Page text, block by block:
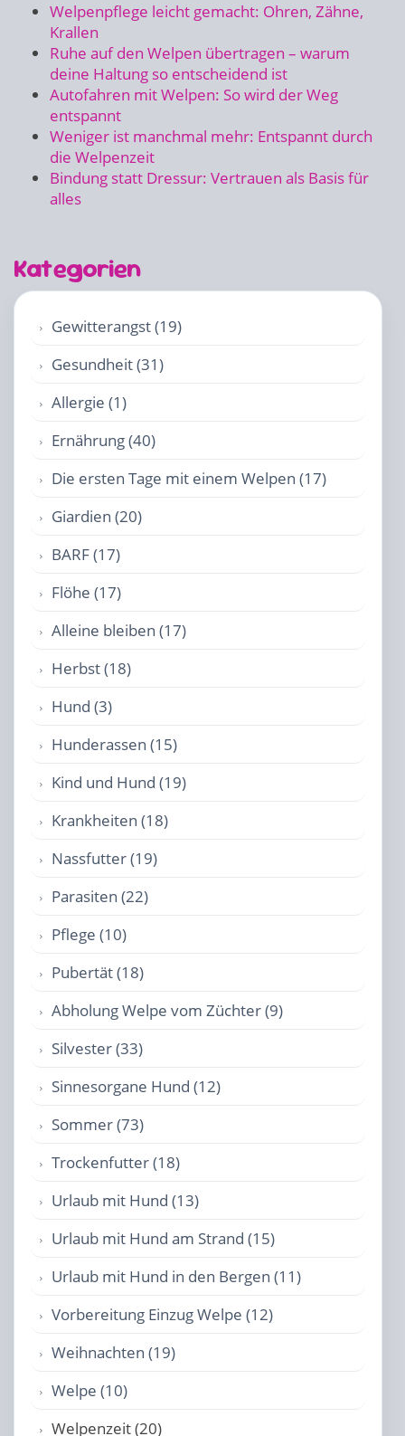
Welpenpflege leicht gemacht: Ohren, Zähne,
Krallen
Ruhe auf den Welpen übertragen – warum
deine Haltung so entscheidend ist
Autofahren mit Welpen: So wird der Weg
entspannt
Weniger ist manchmal mehr: Entspannt durch
die Welpenzeit
Bindung statt Dressur: Vertrauen als Basis für
alles
Kategorien
Gewitterangst (19)
Gesundheit (31)
Allergie (1)
Ernährung (40)
Die ersten Tage mit einem Welpen (17)
Giardien (20)
BARF (17)
Flöhe (17)
Alleine bleiben (17)
Herbst (18)
Hund (3)
Hunderassen (15)
Kind und Hund (19)
Krankheiten (18)
Nassfutter (19)
Parasiten (22)
Pflege (10)
Pubertät (18)
Abholung Welpe vom Züchter (9)
Silvester (33)
Sinnesorgane Hund (12)
Sommer (73)
Trockenfutter (18)
Urlaub mit Hund (13)
Urlaub mit Hund am Strand (15)
Urlaub mit Hund in den Bergen (11)
Vorbereitung Einzug Welpe (12)
Weihnachten (19)
Welpe (10)
Welpenzeit (20)